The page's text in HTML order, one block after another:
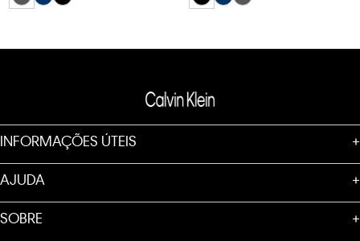
INFORMAÇÕES ÚTEIS +
AJUDA +
SOBRE +